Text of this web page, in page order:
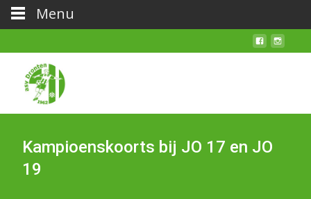
Kampioenskoorts bij JO 17 en JO
19
Menu